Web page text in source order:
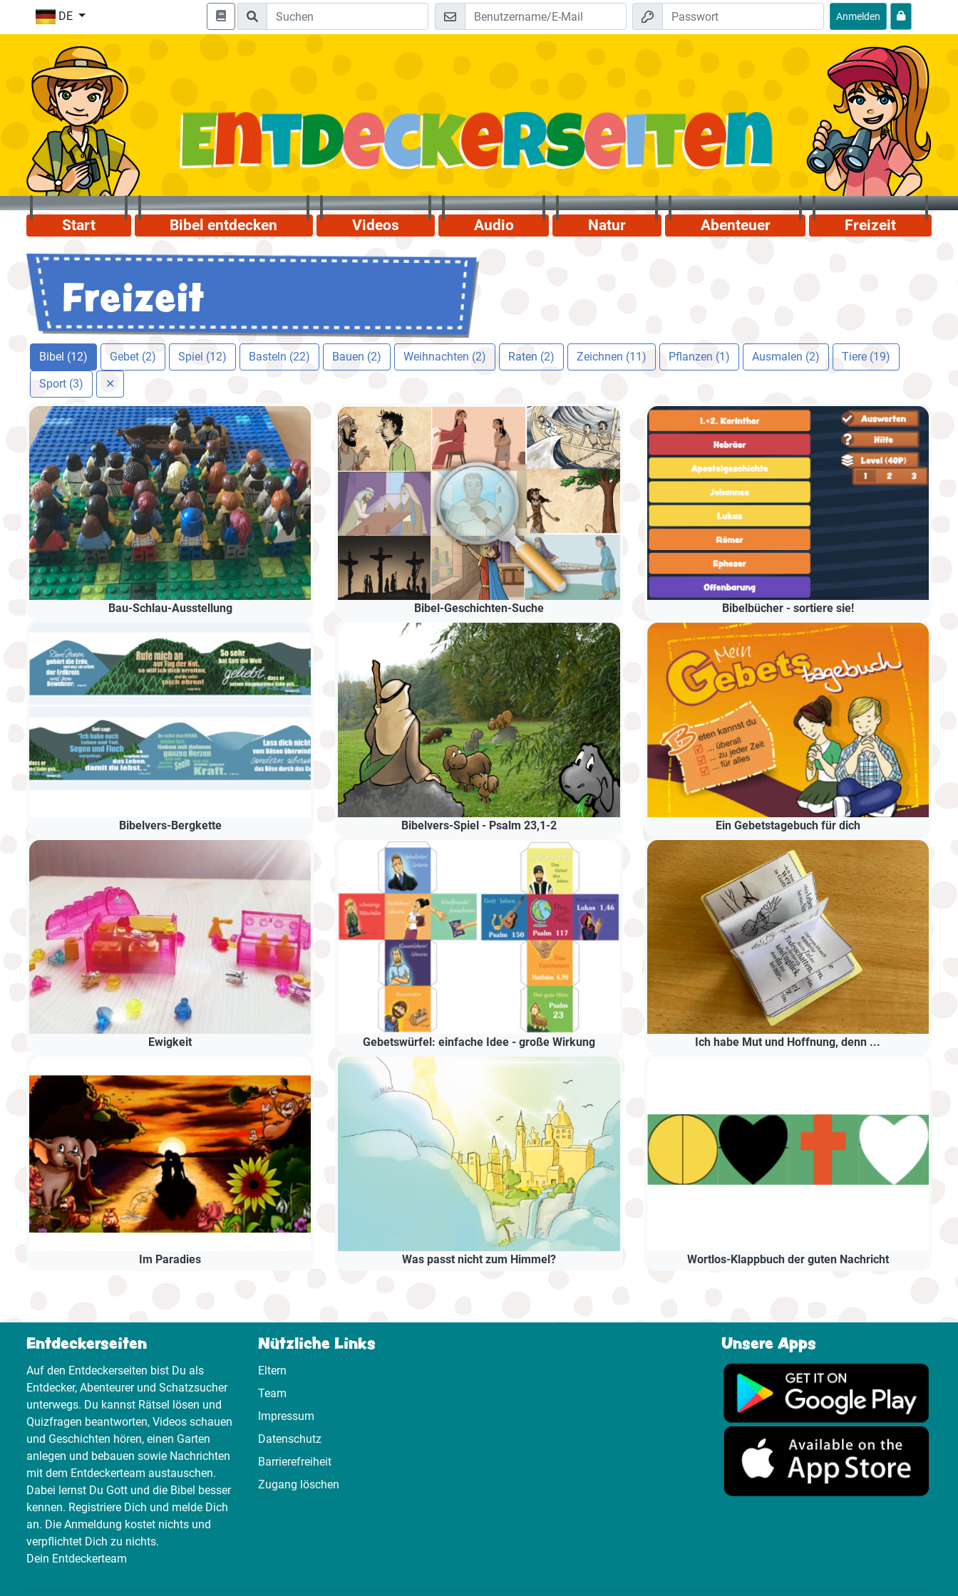
DE Anmelden
Start Bibel entdecken Videos Audio Natur Abenteuer Freizeit
Freizeit
Bibel (12) Gebet (2) Spiel (12) Basteln (22) Bauen (2) Weihnachten (2) Raten (2) Zeichnen (11) Pflanzen (1) Ausmalen (2)
Tiere (19)
Sport (3)
✕
Bau-Schlau-Ausstellung Bibel-Geschichten-Suche Bibelbücher - sortiere sie!
Bibelvers-Bergkette Bibelvers-Spiel - Psalm 23,1-2 Ein Gebetstagebuch für dich
Ewigkeit Gebetswürfel: einfache Idee - große Wirkung Ich habe Mut und Hoffnung, denn ...
Im Paradies Was passt nicht zum Himmel? Wortlos-Klappbuch der guten Nachricht
Entdeckerseiten
Auf den Entdeckerseiten bist Du als
Entdecker, Abenteurer und Schatzsucher
unterwegs. Du kannst Rätsel lösen und
Quizfragen beantworten, Videos schauen
und Geschichten hören, einen Garten
anlegen und bebauen sowie Nachrichten
mit dem Entdeckerteam austauschen.
Dabei lernst Du Gott und die Bibel besser
kennen. Registriere Dich und melde Dich
an. Die Anmeldung kostet nichts und
verpflichtet Dich zu nichts.
Dein Entdeckerteam
Nützliche Links
Eltern
Team
Impressum
Datenschutz
Barrierefreiheit
Zugang löschen
Unsere Apps